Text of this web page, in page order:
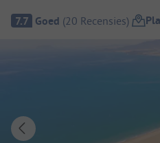
Camping overzicht
7.7 Goed (20 Recensies)